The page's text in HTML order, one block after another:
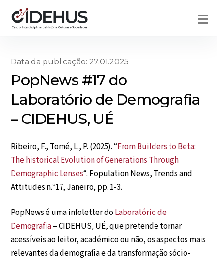
content
Data da publicação: 27.01.2025
PopNews #17 do
Laboratório de Demografia
– CIDEHUS, UÉ
Ribeiro, F., Tomé, L., P. (2025). “From Builders to Beta:
The historical Evolution of Generations Through
Demographic Lenses“. Population News, Trends and
Attitudes n.º17, Janeiro, pp. 1-3.
PopNews é uma infoletter doLaboratório de
Demografia– CIDEHUS, UÉ, que pretende tornar
acessíveis ao leitor, académico ou não, os aspectos mais
relevantes da demografia e da transformação sócio-